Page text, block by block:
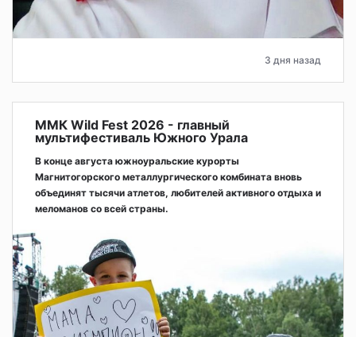
3 дня назад
ММК Wild Fest 2026 - главный
мультифестиваль Южного Урала
В конце августа южноуральские курорты
Магнитогорского металлургического комбината вновь
объединят тысячи атлетов, любителей активного отдыха и
меломанов со всей страны.